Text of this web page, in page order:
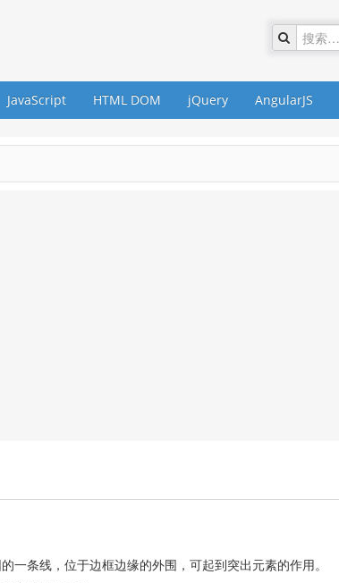
JavaScript HTML DOM jQuery AngularJS
一条线，位于边框边缘的外围，可起到突出元素的作用。